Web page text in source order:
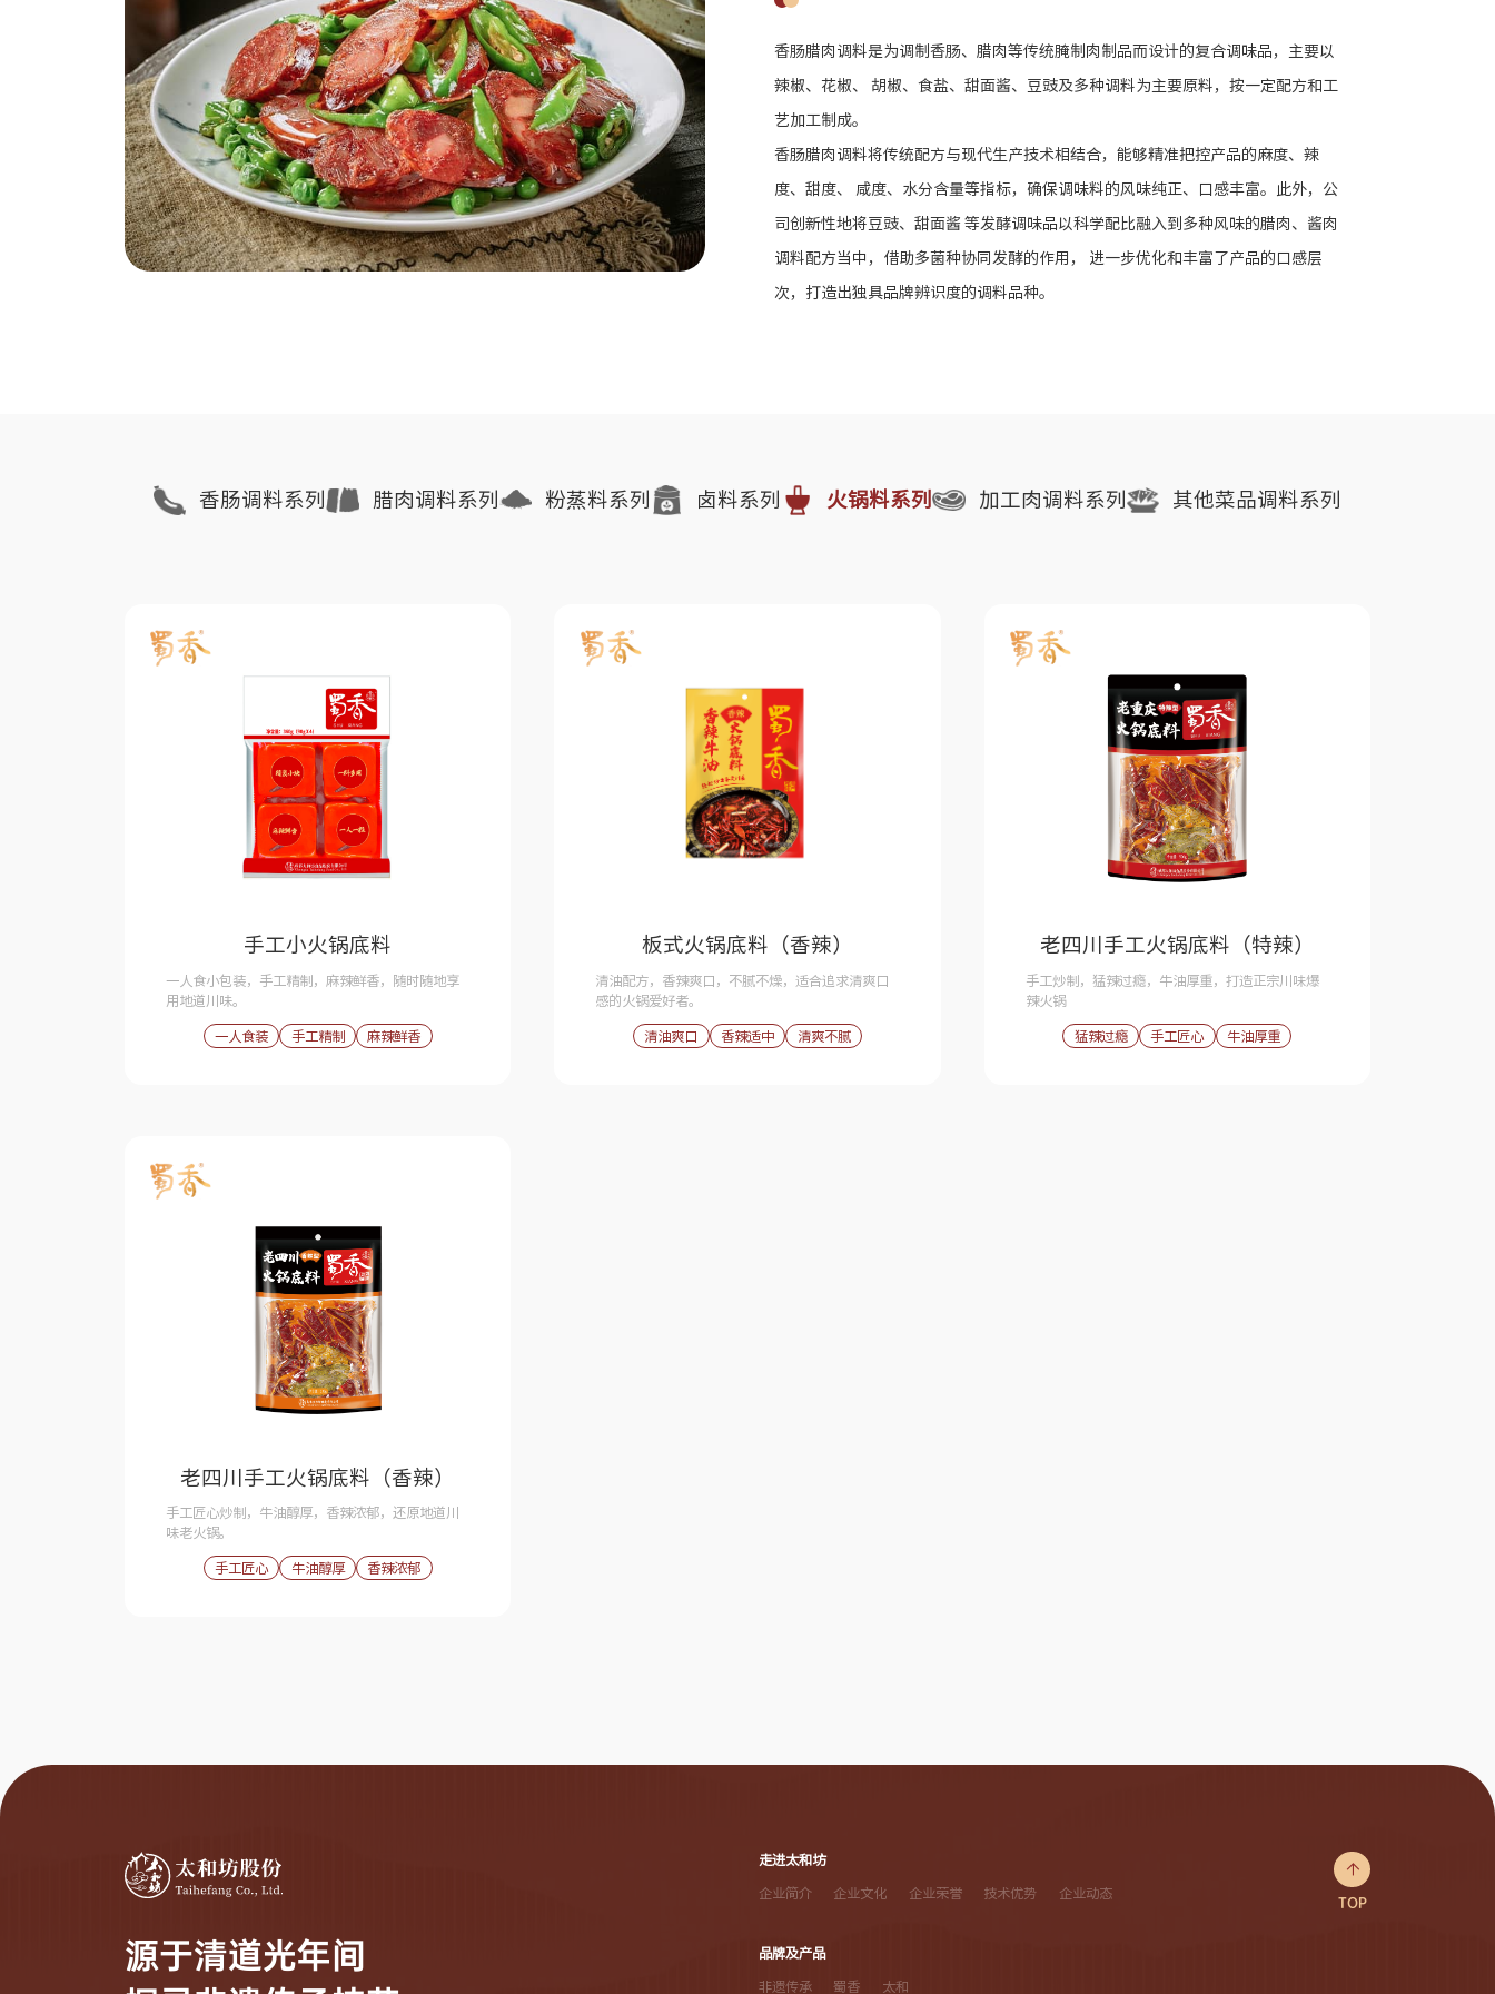
香肠腊肉调料是为调制香肠、腊肉等传统腌制肉制品而设计的复合调味品，主要以
辣椒、花椒、 胡椒、食盐、甜面酱、豆豉及多种调料为主要原料，按一定配方和工
艺加工制成。
香肠腊肉调料将传统配方与现代生产技术相结合，能够精准把控产品的麻度、辣
度、甜度、 咸度、水分含量等指标，确保调味料的风味纯正、口感丰富。此外，公
司创新性地将豆豉、甜面酱 等发酵调味品以科学配比融入到多种风味的腊肉、酱肉
调料配方当中，借助多菌种协同发酵的作用， 进一步优化和丰富了产品的口感层
次，打造出独具品牌辨识度的调料品种。
香肠调料系列 腊肉调料系列 粉蒸料系列 卤料系列 火锅料系列 加工肉调料系列 其他菜品调料系列
手工小火锅底料
一人食小包装，手工精制，麻辣鲜香，随时随地享
用地道川味。
一人食装 手工精制 麻辣鲜香
板式火锅底料（香辣）
清油配方，香辣爽口，不腻不燥，适合追求清爽口
感的火锅爱好者。
清油爽口 香辣适中 清爽不腻
老四川手工火锅底料（特辣）
手工炒制，猛辣过瘾，牛油厚重，打造正宗川味爆
辣火锅
猛辣过瘾 手工匠心 牛油厚重
老四川手工火锅底料（香辣）
手工匠心炒制，牛油醇厚，香辣浓郁，还原地道川
味老火锅。
手工匠心 牛油醇厚 香辣浓郁
源于清道光年间

TOP
走进太和坊
企业简介 企业文化 企业荣誉 技术优势 企业动态
品牌及产品
非遗传承 蜀香 太和